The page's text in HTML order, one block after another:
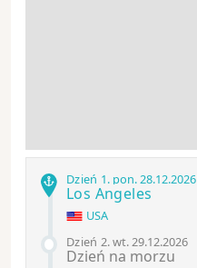
Dzień 1. pon.28.12.2026
Los Angeles
USA
Dzień 2.wt.29.12.2026
Dzień na morzu